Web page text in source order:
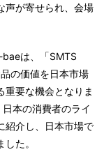
声が寄せられ、会場
は、「SMTS
の価値を日本市場
重要な機会となりま
本の消費者のライ
紹介し、日本市場で
た。